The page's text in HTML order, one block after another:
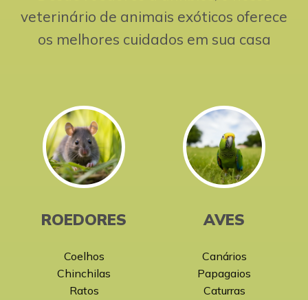
veterinário de animais exóticos oferece
os melhores cuidados em sua casa
ROEDORES
Coelhos
Chinchilas
Ratos
AVES
Canários
Papagaios
Caturras